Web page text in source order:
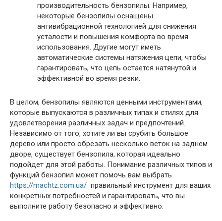
производительность бензопилы. Например,
некоторые бензопилы оснащены
антивибрационной технологией для снижения
усталости и повышения комфорта во время
использования. Другие могут иметь
автоматические системы натяжения цепи, чтобы
гарантировать, что цепь остается натянутой и
эффективной во время резки.
В целом, бензопилы являются ценными инструментами,
которые выпускаются в различных типах и стилях для
удовлетворения различных задач и предпочтений.
Независимо от того, хотите ли вы срубить большое
дерево или просто обрезать несколько веток на заднем
дворе, существует бензопила, которая идеально
подойдет для этой работы. Понимание различных типов и
функций бензопил может помочь вам выбрать
https://machtz.com.ua/ правильный инструмент для ваших
конкретных потребностей и гарантировать, что вы
выполните работу безопасно и эффективно.